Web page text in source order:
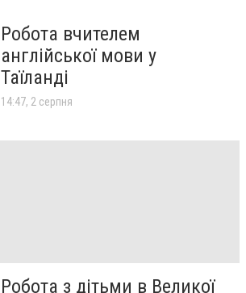
Робота вчителем
англійської мови у
Таїланді
14:47, 2 серпня
Робота з дітьми в Великої